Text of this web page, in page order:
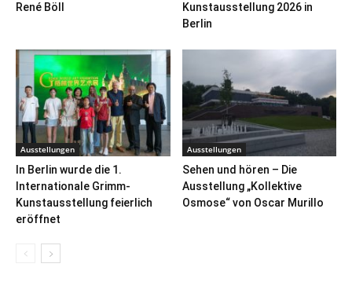
René Böll
Kunstausstellung 2026 in
Berlin
Ausstellungen
In Berlin wurde die 1.
Internationale Grimm-
Kunstausstellung feierlich
eröffnet
Ausstellungen
Sehen und hören – Die
Ausstellung „Kollektive
Osmose“ von Oscar Murillo